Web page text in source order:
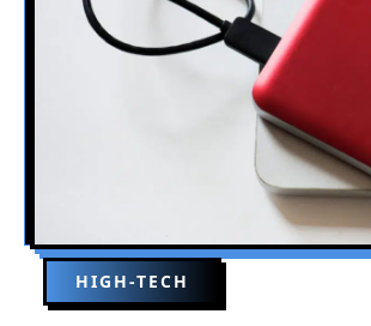
HIGH-TECH